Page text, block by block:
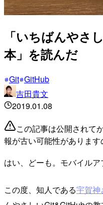
「いちばんやさ
本」を読んだ
Git GitHub
吉田貴文
2019.01.08
この記事は公開されて
報が古い可能性があります
はい、どーも。モバイルア
この度、知人である宇賀神